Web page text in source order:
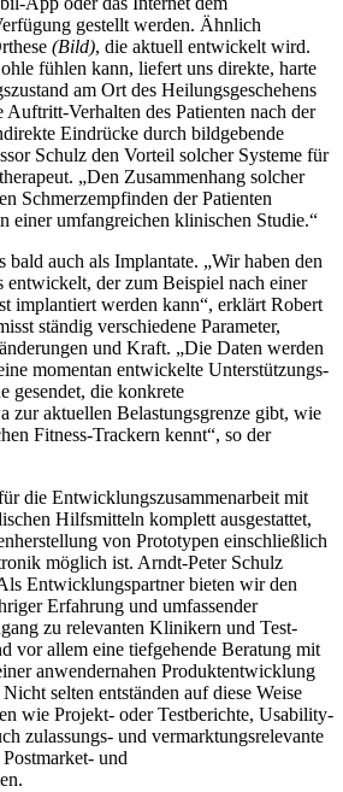
gestellt werden. Ähnlich
(Bild), die aktuell entwickelt wird.
fühlen kann, liefert uns direkte, harte
am Ort des Heilungsgeschehens
Auftritt-Verhalten des Patienten nach der
Eindrücke durch bildgebende
Schulz den Vorteil solcher Systeme für
„Den Zusammenhang solcher
Schmerzempfinden der Patienten
einer umfangreichen klinischen Studie.“
bald auch als Implantate. „Wir haben den
entwickelt, der zum Beispiel nach einer
implantiert werden kann“, erklärt Robert
ständig verschiedene Parameter,
und Kraft. „Die Daten werden
momentan entwickelte Unterstützungs-
gesendet, die konkrete
zur aktuellen Belastungsgrenze gibt, wie
Fitness-Trackern kennt“, so der
die Entwicklungszusammenarbeit mit
Hilfsmitteln komplett ausgestattet,
von Prototypen einschließlich
möglich ist. Arndt-Peter Schulz
Entwicklungspartner bieten wir den
Erfahrung und umfassender
zu relevanten Klinikern und Test-
vor allem eine tiefgehende Beratung mit
anwendernahen Produktentwicklung
selten entständen auf diese Weise
wie Projekt- oder Testberichte, Usability-
zulassungs- und vermarktungsrelevante
und